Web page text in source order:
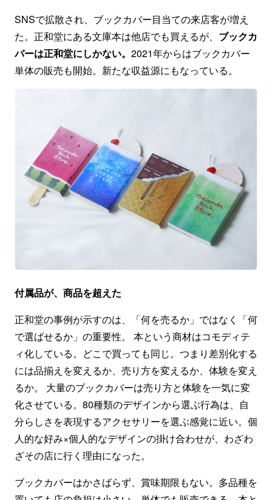
SNSで拡散され、ブックカバー目当ての来店客が増え
た。正和堂にある文庫本は他店でも買えるが、 ブックカ
バーは正和堂にしかない。 2021年からはブックカバー
単体の販売も開始。新たな収益源にもなっている。
付属品が、商品を超えた
正和堂の事例が示すのは、「何を売るか」ではなく「何
で選ばせるか」の重要性。 本という商材はコモディテ
ィ化している。どこで買っても同じ。つまり差別化する
には品揃えを変えるか、売り方を変えるか、体験を変え
るか。 大量のブックカバーは売り方と体験を一気に変
化させている。80種類のデザインから選ぶ行為は、自
分らしさを表現するアクセサリーを選ぶ感覚に近い。個
人的な好み×個人的なデザインの掛け合わせが、わざわ
ざその店に行く理由になった。
ブックカバーはかさばらず、賞味期限もない。多品種を